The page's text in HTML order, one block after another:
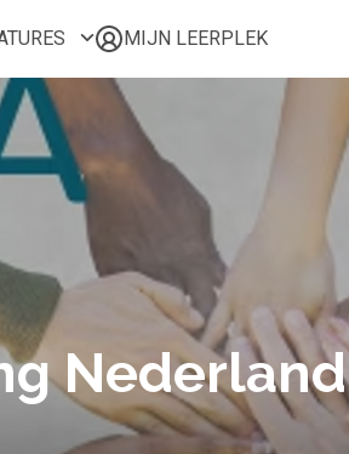
MIJN LEERPLEK
Voor mij
Alle onderwerpen
Populair
Gestart
Afgerond
Certificaten
Nederland